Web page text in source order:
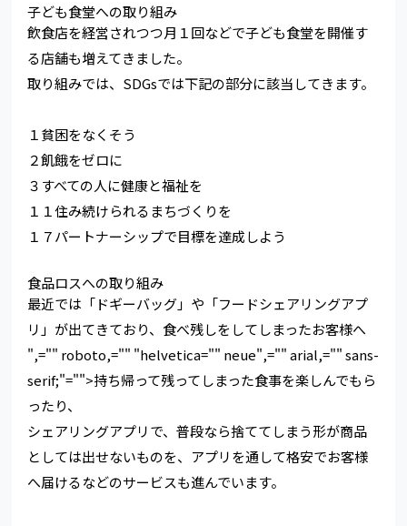
子ども食堂への取り組み
飲食店を経営されつつ月１回などで子ども食堂を開催す
る店舗も増えてきました。
取り組みでは、SDGsでは下記の部分に該当してきます。
１貧困をなくそう
２飢餓をゼロに
３すべての人に健康と福祉を
１１住み続けられるまちづくりを
１７パートナーシップで目標を達成しよう
食品ロスへの取り組み
最近では「ドギーバッグ」や「フードシェアリングアプ
リ」が出てきており、食べ残しをしてしまったお客様へ
",="" roboto,="" "helvetica="" neue",="" arial,="" sans-
serif;"="">持ち帰って残ってしまった食事を楽しんでもら
ったり、
シェアリングアプリで、普段なら捨ててしまう形が商品
としては出せないものを、アプリを通して格安でお客様
へ届けるなどのサービスも進んでいます。